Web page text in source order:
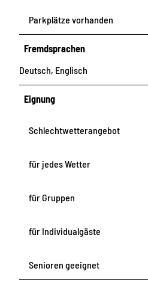
Parkplätze vorhanden
Fremdsprachen
Deutsch, Englisch
Eignung
Schlechtwetterangebot
für jedes Wetter
für Gruppen
für Individualgäste
Senioren geeignet